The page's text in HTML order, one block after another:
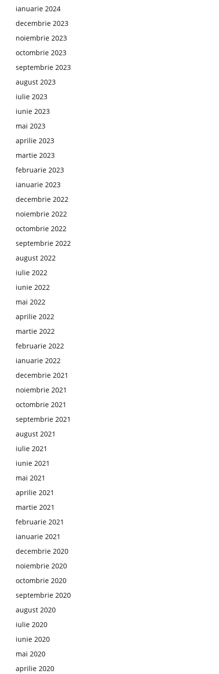
ianuarie 2024
decembrie 2023
noiembrie 2023
octombrie 2023
septembrie 2023
august 2023
iulie 2023
iunie 2023
mai 2023
aprilie 2023
martie 2023
februarie 2023
ianuarie 2023
decembrie 2022
noiembrie 2022
octombrie 2022
septembrie 2022
august 2022
iulie 2022
iunie 2022
mai 2022
aprilie 2022
martie 2022
februarie 2022
ianuarie 2022
decembrie 2021
noiembrie 2021
octombrie 2021
septembrie 2021
august 2021
iulie 2021
iunie 2021
mai 2021
aprilie 2021
martie 2021
februarie 2021
ianuarie 2021
decembrie 2020
noiembrie 2020
octombrie 2020
septembrie 2020
august 2020
iulie 2020
iunie 2020
mai 2020
aprilie 2020